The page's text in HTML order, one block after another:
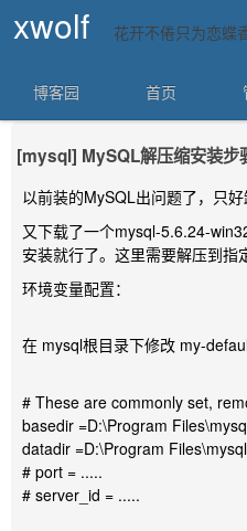
xwolf 花开不倦只为恋蝶
博客园 首页
[mysql] MySQL解压缩安装步
以前装的MySQL出问题了，只好
又下载了一个mysql-5.6.24-
安装就行了。这里需要解压到指
环境变量配置：
在 mysql根目录下修改 my-
# These are commonly set,
basedir =D:\Program
datadir =D:\Program
# port = .....
# server_id = .....